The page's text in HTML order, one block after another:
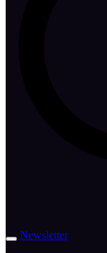
Newsletter